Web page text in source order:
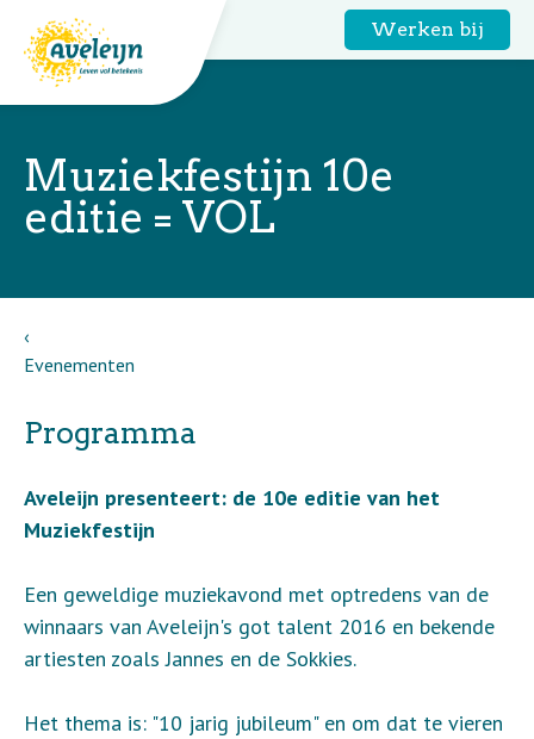
Werken bij
Muziekfestijn 10e
editie = VOL
Evenementen
Programma
Aveleijn presenteert: de 10e editie van het
Muziekfestijn
Een geweldige muziekavond met optredens van de
winnaars van Aveleijn's got talent 2016 en bekende
artiesten zoals Jannes en de Sokkies.
Het thema is: "10 jarig jubileum" en om dat te vieren